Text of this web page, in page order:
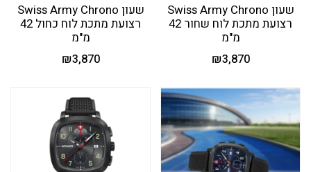
שעון Swiss Army Chrono
רצועת מתכת לוח שחור 42
מ"מ
₪3,870
שעון Swiss Army Chrono
רצועת מתכת לוח כחול 42
מ"מ
₪3,870